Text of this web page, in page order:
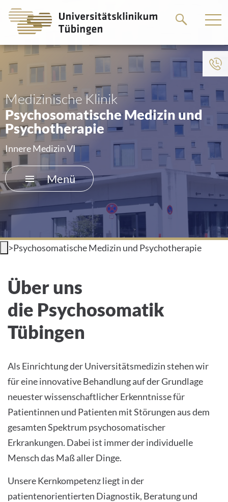
zum
Medizinische Klinik
Psychosomatische Medizin und
Psychotherapie
Innere Medizin VI
Menü
Zum Menü der Einrichtung
DAS KLINIKUM
PATIENTEN &AMP; BESUCHER
MEDIZINISCHE FAKULTÄT
KARRIERE
INTERNATIONALE PATIENTEN
HOME
MEDIZINISCHE FAKULTÄT
KARRIERE
KONTAKT
INTERNATIONALE PATIENTEN
>Psychosomatische Medizin und Psychotherapie
Psychosomatik Tübingen
Über uns
die Psychosomatik
Tübingen
Als Einrichtung der Universitätsmedizin stehen wir
für eine innovative Behandlung auf der Grundlage
neuester wissenschaftlicher Erkenntnisse für
Patientinnen und Patienten mit Störungen aus dem
gesamten Spektrum psychosomatischer
Erkrankungen. Dabei ist immer der individuelle
Mensch das Maß aller Dinge.
Unsere Kernkompetenz liegt in der
patientenorientierten Diagnostik, Beratung und
zum